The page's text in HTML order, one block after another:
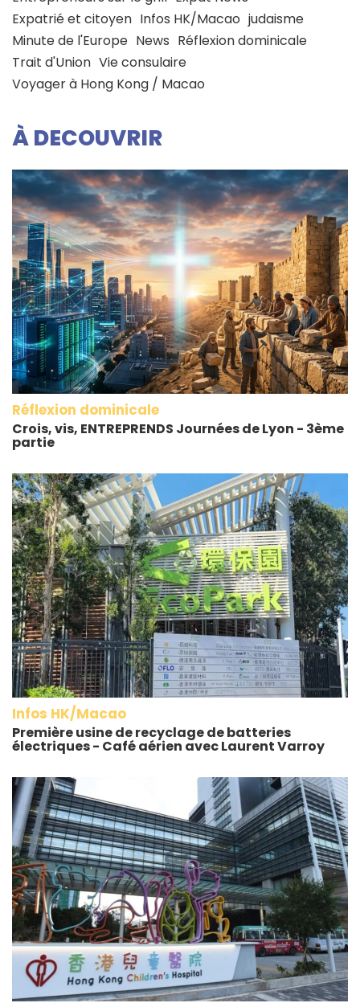
Expatrié et citoyen Infos HK/Macao judaisme
Minute de l'Europe News Réflexion dominicale
Trait d'Union Vie consulaire
Voyager à Hong Kong / Macao
À DECOUVRIR
Réflexion dominicale
Crois, vis, ENTREPRENDS Journées de Lyon - 3ème
partie
Infos HK/Macao
Première usine de recyclage de batteries
électriques - Café aérien avec Laurent Varroy